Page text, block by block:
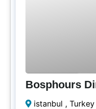
3.5 Saatler
Süresi Doldu!
Bosphours
istanbul , Turkey